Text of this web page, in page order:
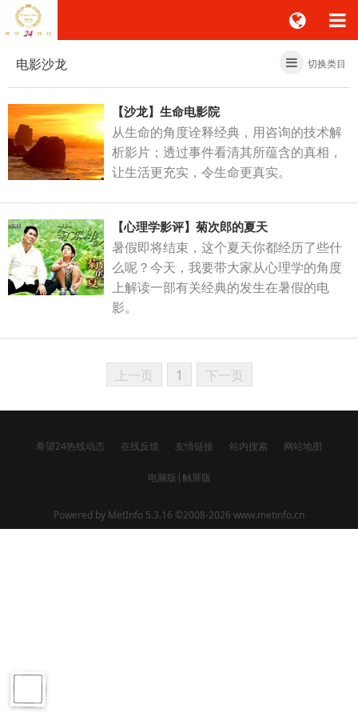
电影沙龙 切换类目
【沙龙】生命电影院
从生命的角度诠释经典，用咨询的技术解
析影片；透过事件看清其所蕴含的真相，
让生活更充实，令生命更真实。
【心理学影评】菊次郎的夏天
暑假即将结束，这个夏天你都经历了些什
么呢？今天，我要带大家从心理学的角度
上解读一部有关经典的发生在暑假的电
影。
上一页 1 下一页
希望24热线动态 在线反馈 友情链接 站内搜索 网站地图
电脑版 |触屏版
Powered by MetInfo 5.3.16 ©2008-2026 www.metinfo.cn